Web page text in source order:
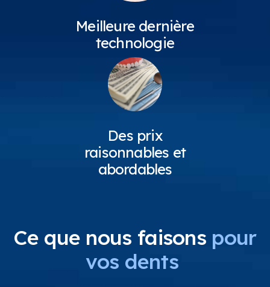
Meilleure dernière
technologie
Des prix
raisonnables et
abordables
Ce que nous faisons pour
vos dents